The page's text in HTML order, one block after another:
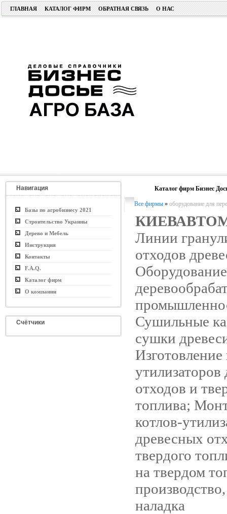
ГЛАВНАЯ КАТАЛОГ ФИРМ ОБРАТНАЯ СВЯЗЬ О НАС
Навигация
Базы по агробизнесу 2021
Строительство Украины
Дерево и Мебель
Инструкция
Контакты
F.A.Q.
Каталог фирм
О компании
Счётчики
Каталог фирм Бизнес
Все фирмы » оборудование для
Линии
отходов
Сушильные
сушки
Изготовление
отходов и
топлива;
котлов-
древесных
твердого
на твердом
наладка